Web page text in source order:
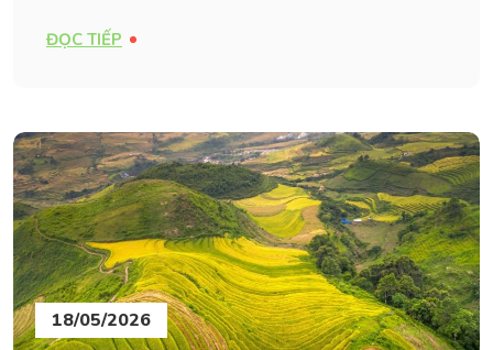
ĐỌC TIẾP
18/05/2026